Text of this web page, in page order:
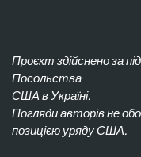
Проєкт здійснено за
Посольства
США в Україні.
Погляди авторів не
позицією уряду США.